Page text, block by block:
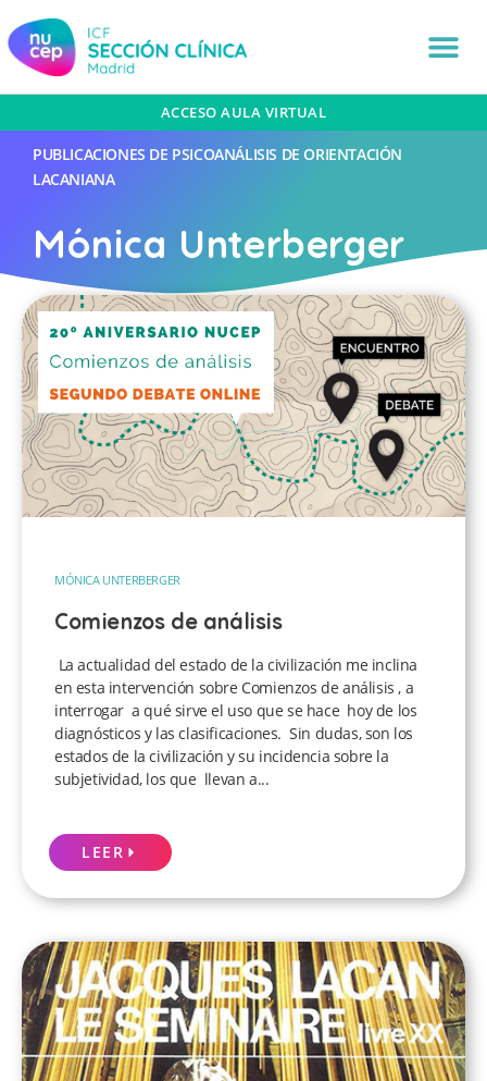
ACCESO AULA VIRTUAL
PUBLICACIONES DE PSICOANÁLISIS DE ORIENTACIÓN
LACANIANA
Mónica Unterberger
MÓNICA UNTERBERGER
Comienzos de análisis
La actualidad del estado de la civilización me inclina
en esta intervención sobre Comienzos de análisis , a
interrogar a qué sirve el uso que se hace hoy de los
diagnósticos y las clasificaciones. Sin dudas, son los
estados de la civilización y su incidencia sobre la
subjetividad, los que llevan a...
LEER